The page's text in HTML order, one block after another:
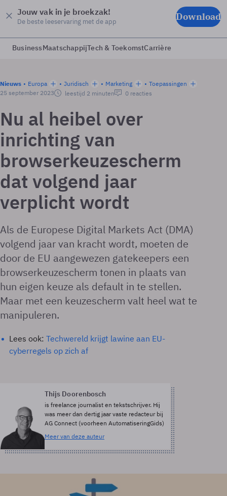
Jouw vak in je broekzak!
De beste leeservaring met de app Download
BusinessMaatschappijTech & ToekomstCarrière
Nieuws Europa Juridisch Marketing
Toepassingen
25 september 2023
leestijd 2 minuten 0 reacties
Nu al heibel over
inrichting van
browserkeuzescherm
dat volgend jaar
verplicht wordt
Als de Europese Digital Markets Act (DMA)
volgend jaar van kracht wordt, moeten de
door de EU aangewezen gatekeepers een
browserkeuzescherm tonen in plaats van
hun eigen keuze als default in te stellen.
Maar met een keuzescherm valt heel wat te
manipuleren.
Lees ook: Techwereld krijgt lawine aan EU-
cyberregels op zich af
Thijs Doorenbosch
is freelance journalist en tekstschrijver. Hij
was meer dan dertig jaar vaste redacteur bij
AG Connect (voorheen AutomatiseringGids)
Meer van deze auteur